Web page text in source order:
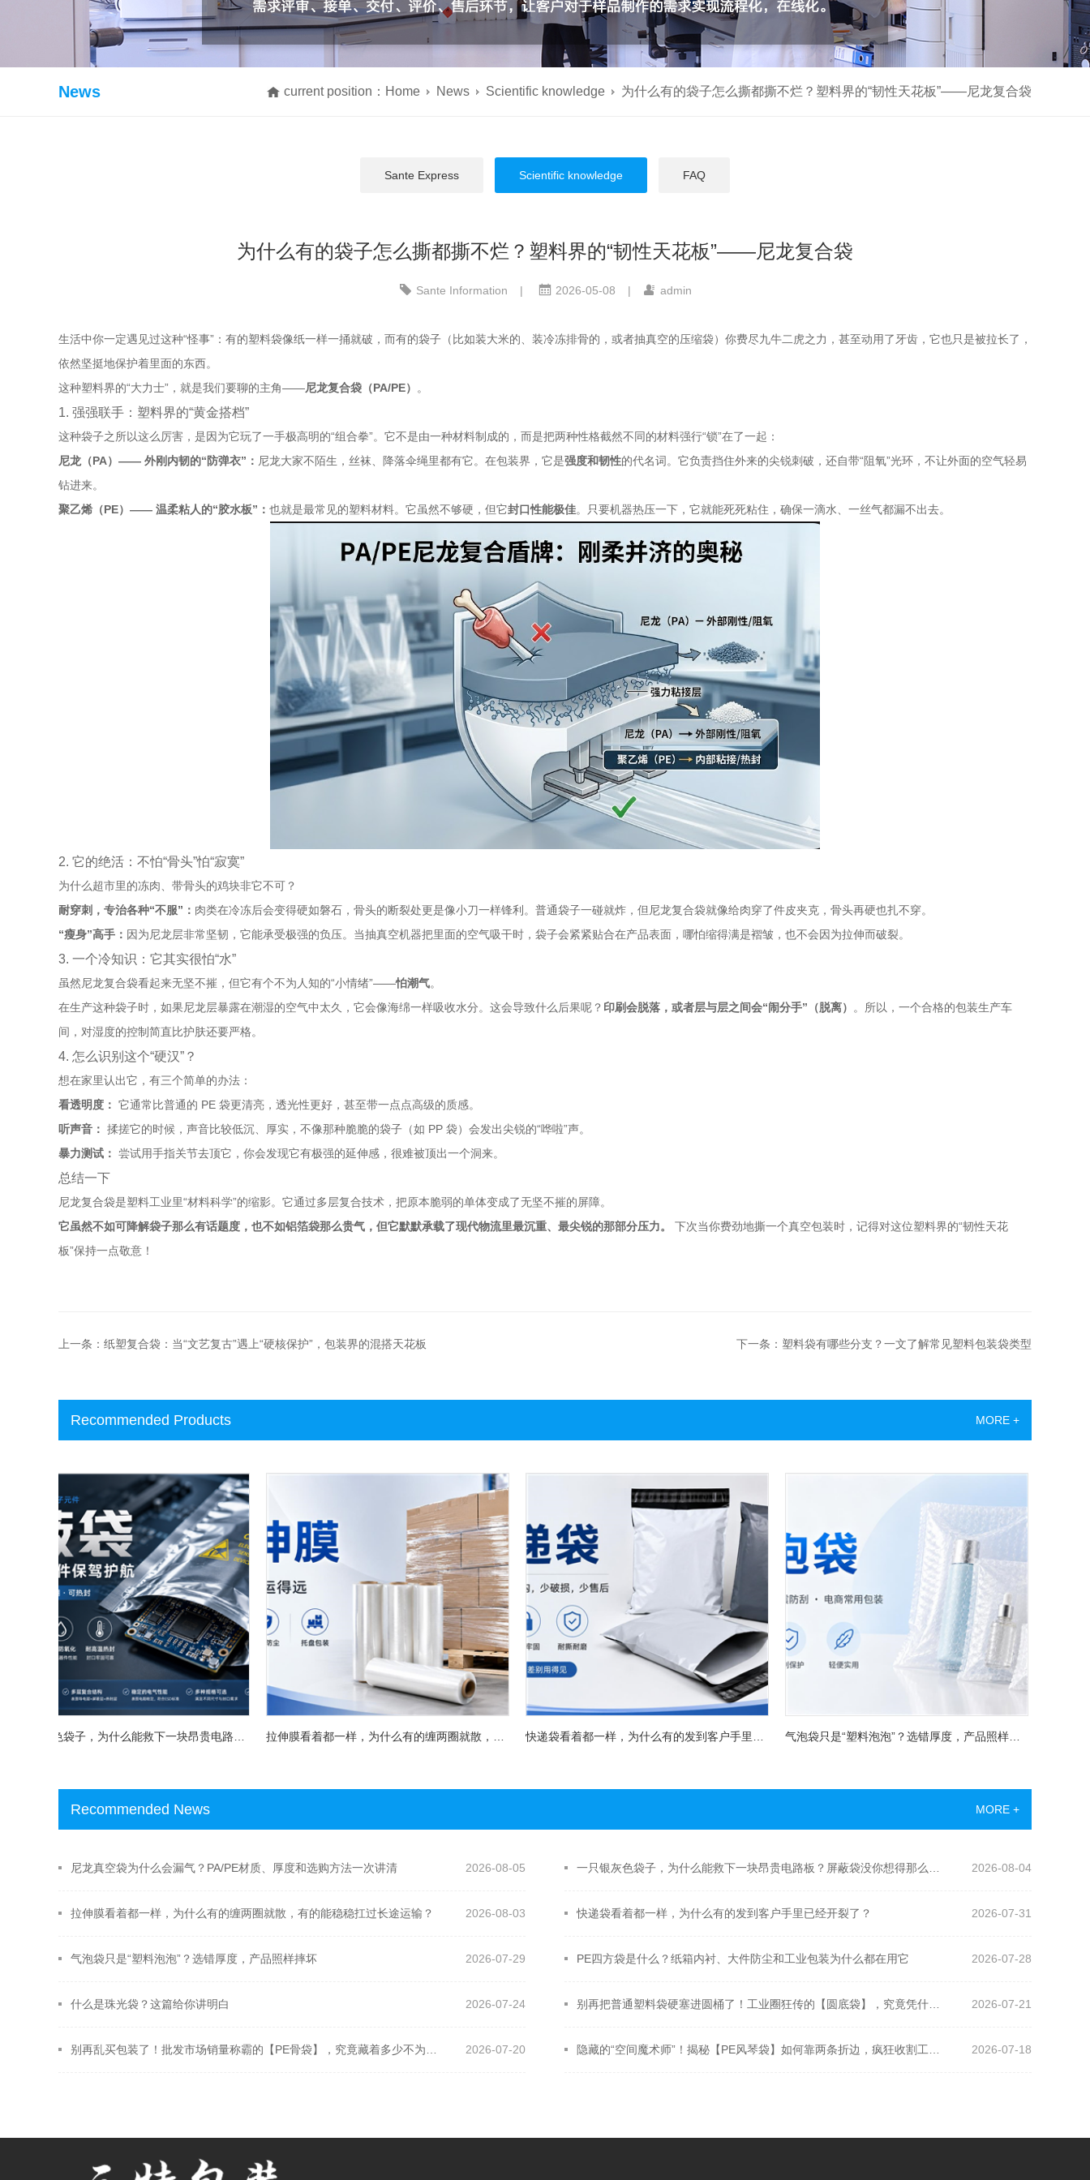
News current position： Home News Scientific knowledge 为什么有的袋子怎么撕都撕不烂？塑料界的“韧性天花板”——尼龙复合袋
Sante Express Scientific knowledge FAQ
为什么有的袋子怎么撕都撕不烂？塑料界的“韧性天花板”——尼龙复合袋
Sante Information | 2026-05-08 | admin
生活中你一定遇见过这种“怪事”：有的塑料袋像纸一样一捅就破，而有的袋子（比如装大米的、装冷冻排骨的，或者抽真空的压缩袋）你费尽九牛二虎之力，甚至动用了牙齿，它也只是被拉长了，
依然坚挺地保护着里面的东西。
这种塑料界的“大力士”，就是我们要聊的主角——尼龙复合袋（PA/PE） 。
1. 强强联手：塑料界的“黄金搭档”
这种袋子之所以这么厉害，是因为它玩了一手极高明的“组合拳”。它不是由一种材料制成的，而是把两种性格截然不同的材料强行“锁”在了一起：
尼龙（PA）—— 外刚内韧的“防弹衣”： 尼龙大家不陌生，丝袜、降落伞绳里都有它。在包装界，它是强度和韧性的代名词。它负责挡住外来的尖锐刺破，还自带“阻氧”光环，不让外面的空气轻易
钻进来。
聚乙烯（PE）—— 温柔粘人的“胶水板”： 也就是最常见的塑料材料。它虽然不够硬，但它封口性能极佳。只要机器热压一下，它就能死死粘住，确保一滴水、一丝气都漏不出去。
2. 它的绝活：不怕“骨头”怕“寂寞”
为什么超市里的冻肉、带骨头的鸡块非它不可？
耐穿刺，专治各种“不服”： 肉类在冷冻后会变得硬如磐石，骨头的断裂处更是像小刀一样锋利。普通袋子一碰就炸，但尼龙复合袋就像给肉穿了件皮夹克，骨头再硬也扎不穿。
“瘦身”高手： 因为尼龙层非常坚韧，它能承受极强的负压。当抽真空机器把里面的空气吸干时，袋子会紧紧贴合在产品表面，哪怕缩得满是褶皱，也不会因为拉伸而破裂。
3. 一个冷知识：它其实很怕“水”
虽然尼龙复合袋看起来无坚不摧，但它有个不为人知的“小情绪”——怕潮气。
在生产这种袋子时，如果尼龙层暴露在潮湿的空气中太久，它会像海绵一样吸收水分。这会导致什么后果呢？ 印刷会脱落，或者层与层之间会“闹分手”（脱离）
。所以，一个合格的包装生产车
间，对湿度的控制简直比护肤还要严格。
4. 怎么识别这个“硬汉”？
想在家里认出它，有三个简单的办法：
看透明度： 它通常比普通的 PE 袋更清亮，透光性更好，甚至带一点点高级的质感。
听声音： 揉搓它的时候，声音比较低沉、厚实，不像那种脆脆的袋子（如 PP 袋）会发出尖锐的“哗啦”声。
暴力测试： 尝试用手指关节去顶它，你会发现它有极强的延伸感，很难被顶出一个洞来。
总结一下
尼龙复合袋是塑料工业里“材料科学”的缩影。它通过多层复合技术，把原本脆弱的单体变成了无坚不摧的屏障。
它虽然不如可降解袋子那么有话题度，也不如铝箔袋那么贵气，但它默默承载了现代物流里最沉重、最尖锐的那部分压力。
下次当你费劲地撕一个真空包装时，记得对这位塑料界的“韧性天花
板”保持一点敬意！
上一条：纸塑复合袋：当“文艺复古”遇上“硬核保护”，包装界的混搭天花板 下一条：塑料袋有哪些分支？一文了解常见塑料包装袋类型
Recommended Products MORE +
一只银灰色袋子，为什么能救下一块昂贵电路板？屏蔽袋没你想得那么简单 拉伸膜看着都一样，为什么有的缠两圈就散，有的能稳稳扛过长途运输？ 快递袋看着都一样，为什么有的发到客户手里已经开裂了？ 气泡袋只是“塑料泡泡”？选错厚度，产品照样摔坏
Recommended News MORE +
2026-08-05
尼龙真空袋为什么会漏气？PA/PE材质、厚度和选购方法一次讲清 2026-08-04
2026-08-03
拉伸膜看着都一样，为什么有的缠两圈就散，有的能稳稳扛过长途运输？ 2026-07-31
快递袋看着都一样，为什么有的发到客户手里已经开裂了？
2026-07-29
气泡袋只是“塑料泡泡”？选错厚度，产品照样摔坏 2026-07-28
PE四方袋是什么？纸箱内衬、大件防尘和工业包装为什么都在用它
2026-07-24
什么是珠光袋？这篇给你讲明白 2026-07-21
2026-07-20 2026-07-18